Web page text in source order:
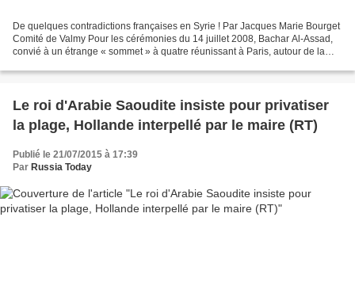
De quelques contradictions françaises en Syrie ! Par Jacques Marie Bourget
Comité de Valmy Pour les cérémonies du 14 juillet 2008, Bachar Al-Assad,
convié à un étrange « sommet » à quatre réunissant à Paris, autour de la
Le roi d'Arabie Saoudite insiste pour privatiser
la plage, Hollande interpellé par le maire (RT)
Publié le 21/07/2015 à 17:39
Par Russia Today